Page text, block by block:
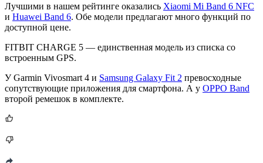
Лучшими в нашем рейтинге оказались Xiaomi Mi Band 6 NFC
и Huawei Band 6. Обе модели предлагают много функций по
доступной цене.
FITBIT CHARGE 5 — единственная модель из списка со
встроенным GPS.
У Garmin Vivosmart 4 и Samsung Galaxy Fit 2 превосходные
сопутствующие приложения для смартфона. А у OPPO Band
второй ремешок в комплекте.